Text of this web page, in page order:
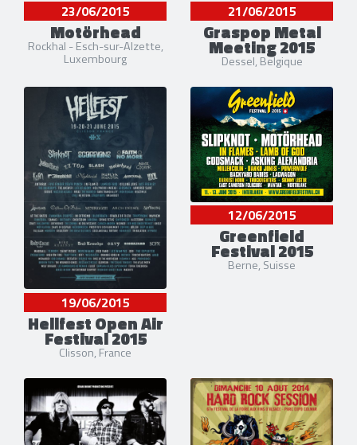
23/06/2015
Motörhead
Rockhal - Esch-sur-Alzette,
Luxembourg
21/06/2015
Graspop Metal
Meeting 2015
Dessel, Belgique
19/06/2015
Hellfest Open Air
Festival 2015
Clisson, France
12/06/2015
Greenfield
Festival 2015
Berne, Suisse